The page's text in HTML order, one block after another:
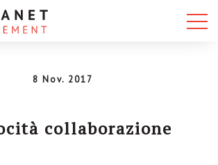
8 Nov. 2017
collaborazione